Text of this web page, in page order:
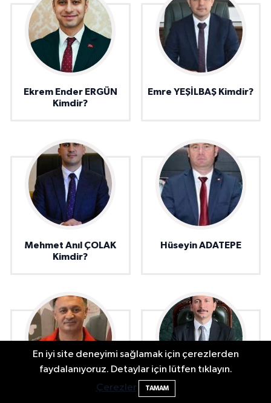
Ekrem Ender ERGÜN
Kimdir?
Emre YEŞİLBAŞ Kimdir?
Mehmet Anıl ÇOLAK
Kimdir?
Hüseyin ADATEPE
Muhammed ÇETİN
En iyi site deneyimi sağlamak için çerezlerden
faydalanıyoruz. Detaylar için lütfen tıklayın.
Çerezler
TAMAM